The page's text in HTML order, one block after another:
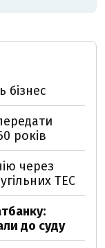
бізнес
років
через
ТЕС
до суду